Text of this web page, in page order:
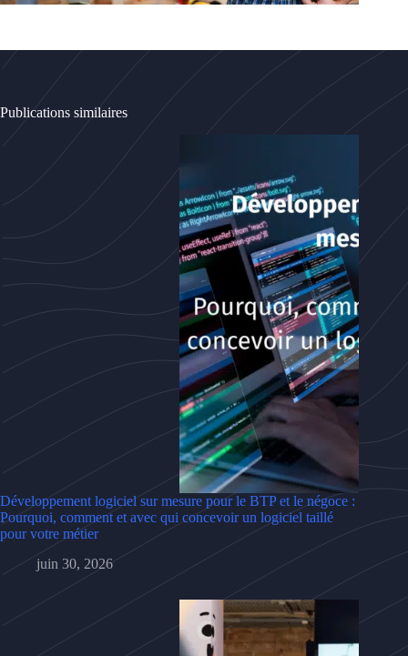
Publications similaires
Développement logiciel sur mesure pour le BTP et le négoce :
Pourquoi, comment et avec qui concevoir un logiciel taillé
pour votre métier
juin 30, 2026